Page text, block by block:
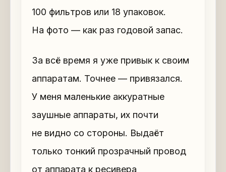
100 фильтров или 18 упаковок.
На фото — как раз годовой запас.
За всё время я уже привык к своим
аппаратам. Точнее — привязался.
У меня маленькие аккуратные
заушные аппараты, их почти
не видно со стороны. Выдаёт
только тонкий прозрачный провод
от аппарата к ресивера